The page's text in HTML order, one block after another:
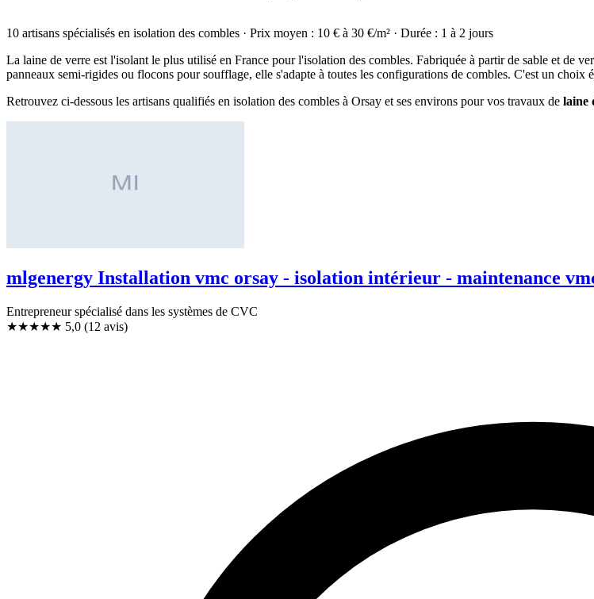
10 artisans spécialisés en isolation des combles · Prix moyen : 10 € à 30 €/m² · Durée : 1 à 2 jours
La laine de verre est l'isolant le plus utilisé en France pour l'isolation des combles. Fabriquée à partir de sable et de
panneaux semi-rigides ou flocons pour soufflage, elle s'adapte à toutes les configurations de combles. C'est un choix
Retrouvez ci-dessous les artisans qualifiés en isolation des combles à Orsay et ses environs pour vos travaux de laine
mlgenergy Installation vmc orsay - isolation intérieur - maintenance
Entrepreneur spécialisé dans les systèmes de CVC
★★★★★ 5,0 (12 avis)